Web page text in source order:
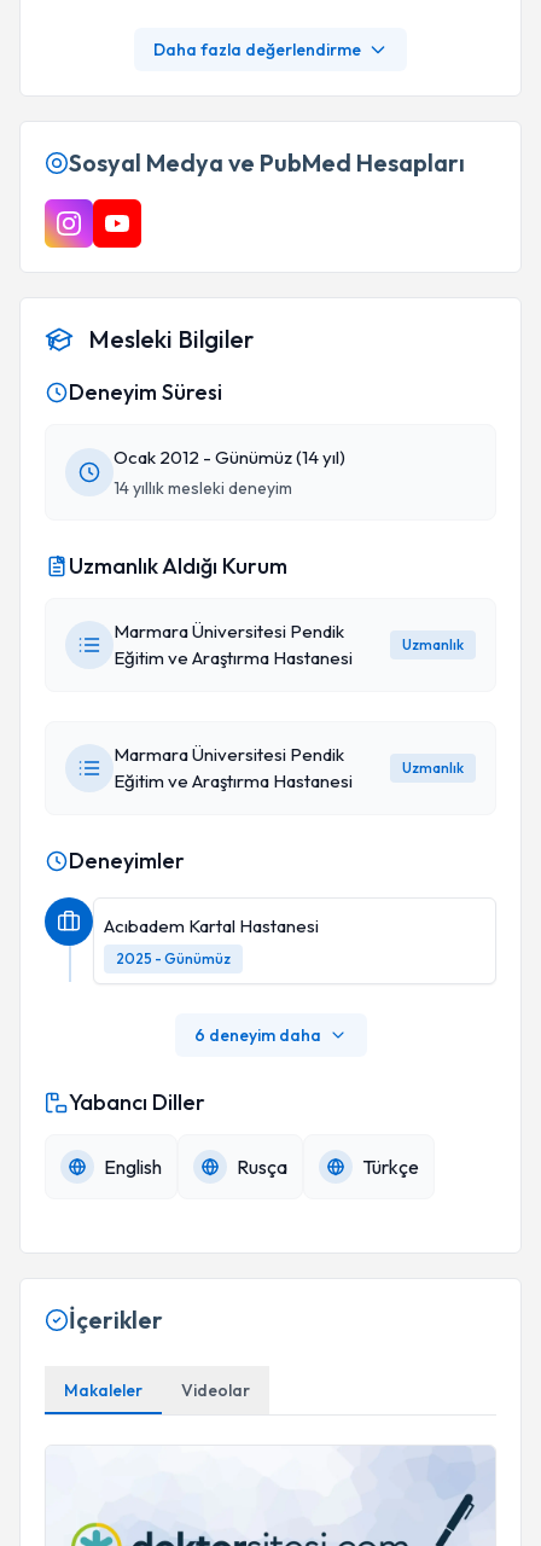
Daha fazla değerlendirme
Sosyal Medya ve PubMed Hesapları
Mesleki Bilgiler
Deneyim Süresi
Ocak 2012 - Günümüz (14 yıl)
14 yıllık mesleki deneyim
Uzmanlık Aldığı Kurum
Marmara Üniversitesi Pendik
Eğitim ve Araştırma Hastanesi
Uzmanlık
Marmara Üniversitesi Pendik
Eğitim ve Araştırma Hastanesi
Uzmanlık
Deneyimler
Acıbadem Kartal Hastanesi
2025 - Günümüz
6 deneyim daha
Yabancı Diller
English Rusça Türkçe
İçerikler
Makaleler Videolar